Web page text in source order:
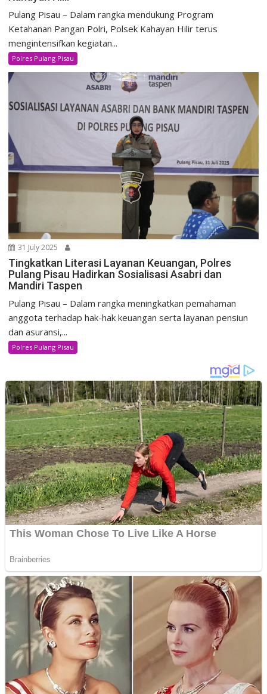
Pulang Pisau – Dalam rangka mendukung Program
Ketahanan Pangan Polri, Polsek Kahayan Hilir terus
mengintensifkan kegiatan...
Polres Pulang Pisau
31 July 2025
Tingkatkan Literasi Layanan Keuangan, Polres
Pulang Pisau Hadirkan Sosialisasi Asabri dan
Mandiri Taspen
Pulang Pisau – Dalam rangka meningkatkan pemahaman
anggota terhadap hak-hak keuangan serta layanan pensiun
dan asuransi,...
Polres Pulang Pisau